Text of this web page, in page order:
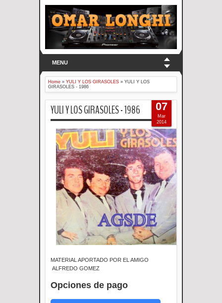
MENU
Home » YULI Y LOS GIRASOLES » YULI Y LOS
GIRASOLES - 1986
YULI Y LOS GIRASOLES - 1986
MATERIAL APORTADO POR EL AMIGO
ALFREDO GOMEZ
Opciones de pago
07
Mar
2014